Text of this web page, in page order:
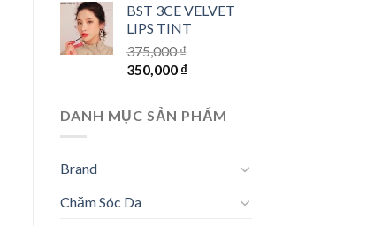
BST 3CE VELVET
LIPS TINT
375,000₫
350,000 ₫
DANH MỤC SẢN PHẨM
Brand
Chăm Sóc Da